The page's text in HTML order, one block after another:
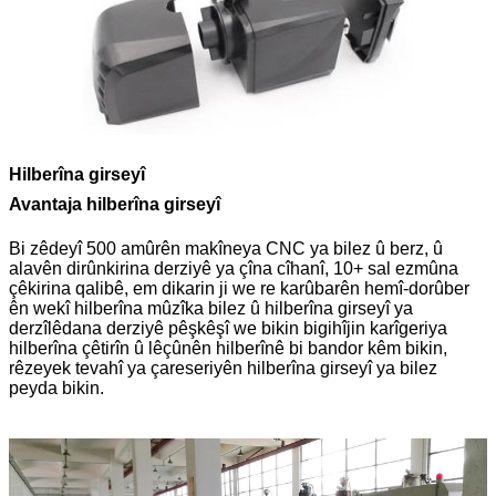
Hilberîna girseyî
Avantaja hilberîna girseyî
Bi zêdeyî 500 amûrên makîneya CNC ya bilez û berz, û
alavên dirûnkirina derziyê ya çîna cîhanî, 10+ sal ezmûna
çêkirina qalibê, em dikarin ji we re karûbarên hemî-dorûber
ên wekî hilberîna mûzîka bilez û hilberîna girseyî ya
derzîlêdana derziyê pêşkêşî we bikin bigihîjin karîgeriya
hilberîna çêtirîn û lêçûnên hilberînê bi bandor kêm bikin,
rêzeyek tevahî ya çareseriyên hilberîna girseyî ya bilez
peyda bikin.